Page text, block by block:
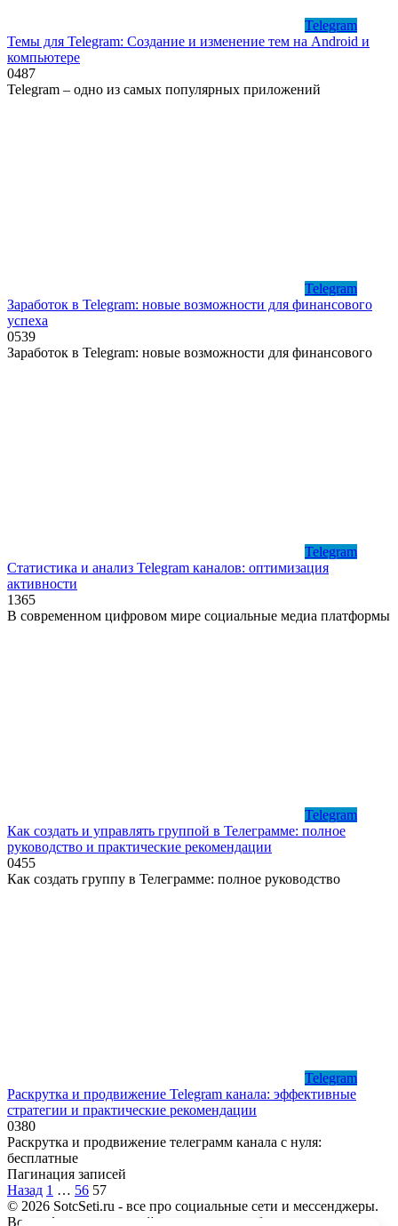
Telegram
Темы для Telegram: Создание и изменение тем на Android и
компьютере
0487
Telegram – одно из самых популярных приложений
Telegram
Заработок в Telegram: новые возможности для финансового
успеха
0539
Заработок в Telegram: новые возможности для финансового
Telegram
Статистика и анализ Telegram каналов: оптимизация
активности
1365
В современном цифровом мире социальные медиа платформы
Telegram
Как создать и управлять группой в Телеграмме: полное
руководство и практические рекомендации
0455
Как создать группу в Телеграмме: полное руководство
Telegram
Раскрутка и продвижение Telegram канала: эффективные
стратегии и практические рекомендации
0380
Раскрутка и продвижение телеграмм канала с нуля:
бесплатные
Пагинация записей
Назад 1 … 56 57
© 2026 SotcSeti.ru - все про социальные сети и мессенджеры.
Вся информация, на сайте представлена бесплатно, носит